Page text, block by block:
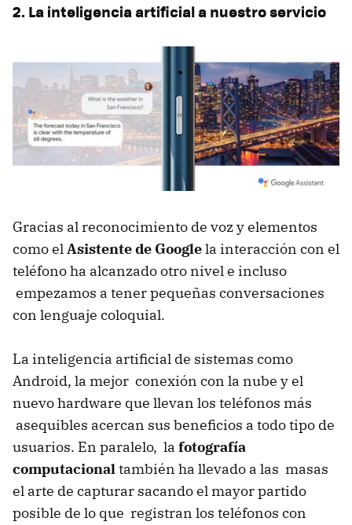
2. La inteligencia artificial a nuestro servicio
Gracias al reconocimiento de voz y elementos
como elAsistente de Googlela interacción con el
teléfono ha alcanzado otro nivel e incluso
empezamos a tener pequeñas conversaciones
con lenguaje coloquial.
La inteligencia artificial de sistemas como
Android, la mejor conexión con la nube y el
nuevo hardware que llevan los teléfonos más
asequibles acercan sus beneficios a todo tipo de
usuarios. En paralelo, la fotografía
computacionaltambién ha llevado a las masas
el arte de capturar sacando el mayor partido
posible de lo que registran los teléfonos con